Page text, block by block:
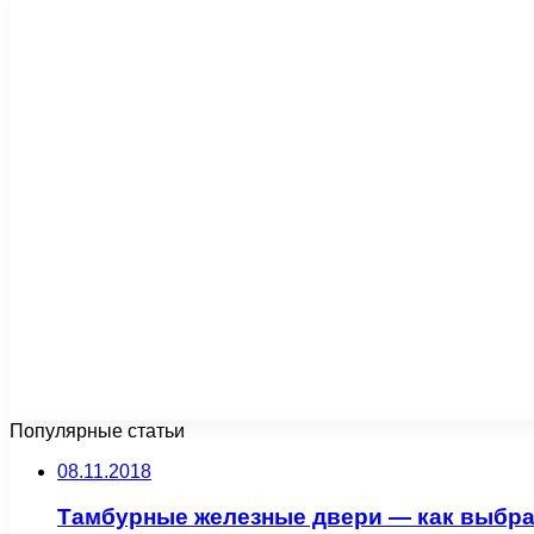
Популярные статьи
08.11.2018
Тамбурные железные двери — как